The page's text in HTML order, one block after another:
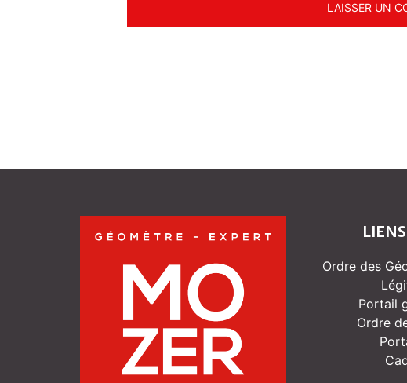
Ordre des
Portail
Ordre